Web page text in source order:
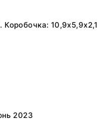
10,9х5,9х2,1
2023